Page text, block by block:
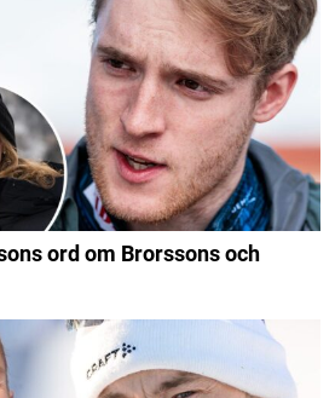
ord om Brorssons och